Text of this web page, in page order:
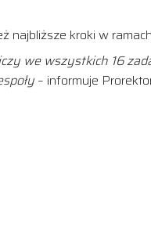
najbliższe kroki w
we wszystkich 16
– informuje